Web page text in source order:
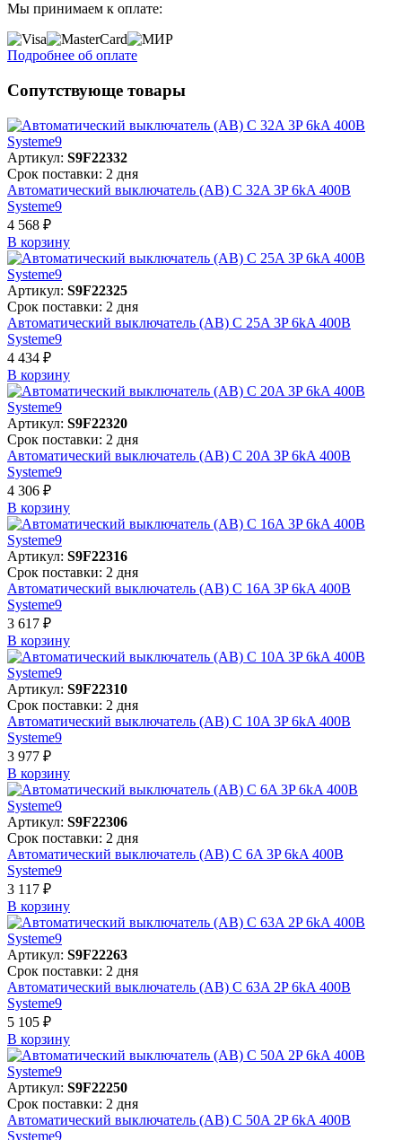
Мы принимаем к оплате:
Подробнее об оплате
Сопутствующе товары
Артикул: S9F22332
Срок поставки: 2 дня
Автоматический выключатель (АВ) C 32A 3P 6kA 400В
Systeme9
4 568 ₽
В корзинy
Артикул: S9F22325
Срок поставки: 2 дня
Автоматический выключатель (АВ) C 25A 3P 6kA 400В
Systeme9
4 434 ₽
В корзинy
Артикул: S9F22320
Срок поставки: 2 дня
Автоматический выключатель (АВ) C 20A 3P 6kA 400В
Systeme9
4 306 ₽
В корзинy
Артикул: S9F22316
Срок поставки: 2 дня
Автоматический выключатель (АВ) C 16A 3P 6kA 400В
Systeme9
3 617 ₽
В корзинy
Артикул: S9F22310
Срок поставки: 2 дня
Автоматический выключатель (АВ) C 10A 3P 6kA 400В
Systeme9
3 977 ₽
В корзинy
Артикул: S9F22306
Срок поставки: 2 дня
Автоматический выключатель (АВ) C 6A 3P 6kA 400В
Systeme9
3 117 ₽
В корзинy
Артикул: S9F22263
Срок поставки: 2 дня
Автоматический выключатель (АВ) C 63A 2P 6kA 400В
Systeme9
5 105 ₽
В корзинy
Артикул: S9F22250
Срок поставки: 2 дня
Автоматический выключатель (АВ) C 50A 2P 6kA 400В
Systeme9